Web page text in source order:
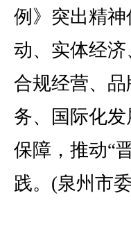
例》突出精
动、实体经
合规经营、
务、国际化
保障，推动“
践。(泉州市